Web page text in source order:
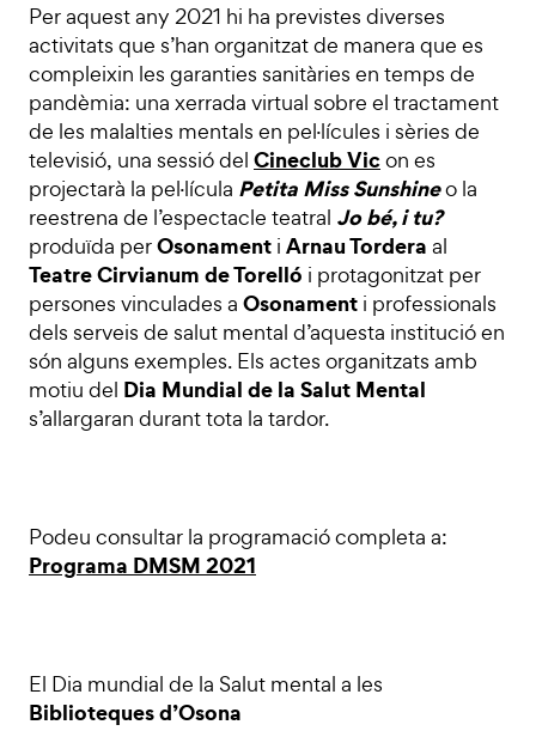
Per aquest any 2021 hi ha previstes diverses
activitats que s’han organitzat de manera que es
compleixin les garanties sanitàries en temps de
pandèmia: una xerrada virtual sobre el tractament
de les malalties mentals en pel·lícules i sèries de
televisió, una sessió del Cineclub Vicon es
projectarà la pel·lícula Petita Miss Sunshineo la
reestrena de l’espectacle teatral Jo bé, i tu?
produïda perOsonament i Arnau Tordera al
Teatre Cirvianum de Torelló i protagonitzat per
persones vinculades a Osonament i professionals
dels serveis de salut mental d’aquesta institució en
són alguns exemples. Els actes organitzats amb
motiu del Dia Mundial de la Salut Mental
s’allargaran durant tota la tardor.
Podeu consultar la programació completa a:
Programa DMSM 2021
El Dia mundial de la Salut mental a les
Biblioteques d’Osona